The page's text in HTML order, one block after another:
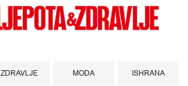
ZDRAVLJE MODA ISHRANA